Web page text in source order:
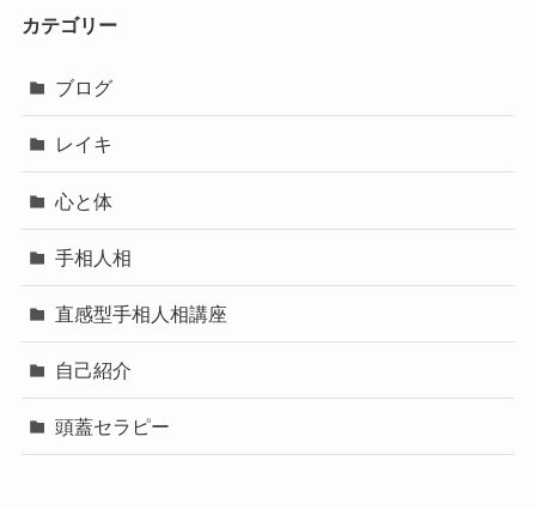
カテゴリー
ブログ
レイキ
心と体
手相人相
直感型手相人相講座
自己紹介
頭蓋セラピー